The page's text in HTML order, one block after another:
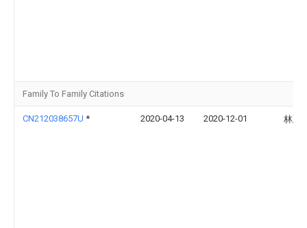
Family To Family Citations
CN212038657U * 2020-04-13 2020-12-01 林延